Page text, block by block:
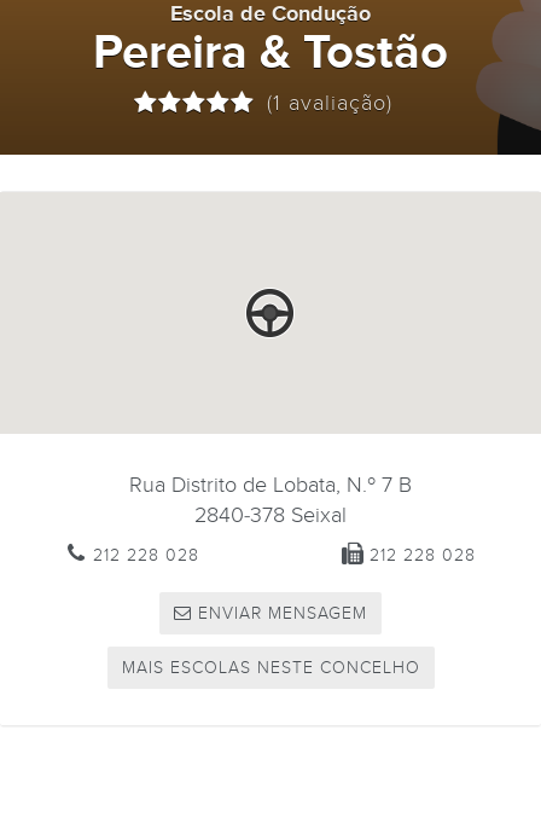
Escola de Condução
Pereira & Tostão
(1 avaliação)
Rua Distrito de Lobata, N.º 7 B
2840-378 Seixal
212 228 028 212 228 028
ENVIAR MENSAGEM
MAIS ESCOLAS NESTE CONCELHO